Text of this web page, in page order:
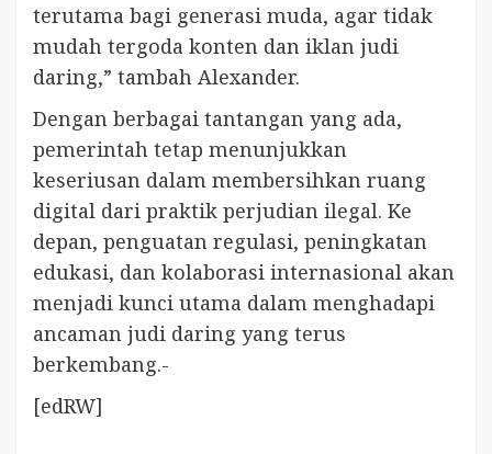
terutama bagi generasi muda, agar tidak
mudah tergoda konten dan iklan judi
daring,” tambah Alexander.
Dengan berbagai tantangan yang ada,
pemerintah tetap menunjukkan
keseriusan dalam membersihkan ruang
digital dari praktik perjudian ilegal. Ke
depan, penguatan regulasi, peningkatan
edukasi, dan kolaborasi internasional akan
menjadi kunci utama dalam menghadapi
ancaman judi daring yang terus
berkembang.-
[edRW]